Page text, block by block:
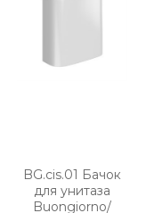
BG.cis.01 Бачок
для унитаза
Buongiorno/